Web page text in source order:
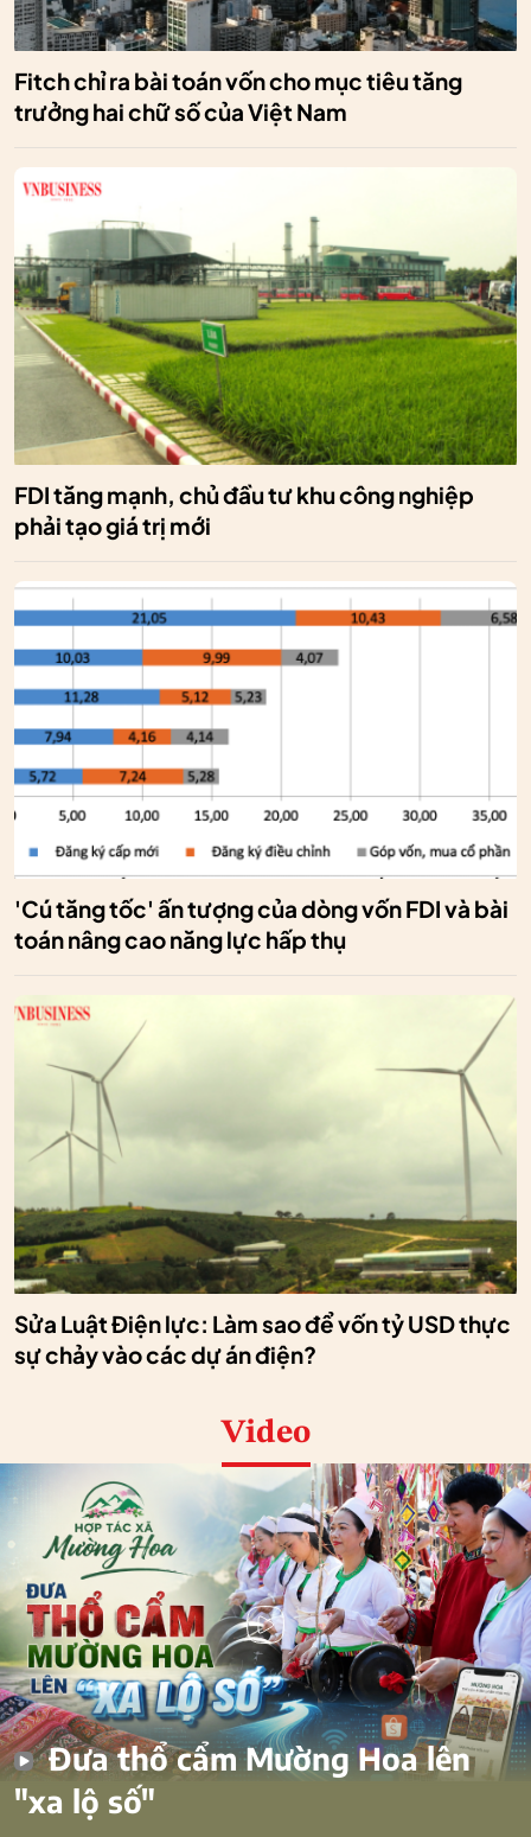
Fitch chỉ ra bài toán vốn cho mục tiêu tăng
trưởng hai chữ số của Việt Nam
FDI tăng mạnh, chủ đầu tư khu công nghiệp
phải tạo giá trị mới
'Cú tăng tốc' ấn tượng của dòng vốn FDI và bài
toán nâng cao năng lực hấp thụ
Sửa Luật Điện lực: Làm sao để vốn tỷ USD thực
sự chảy vào các dự án điện?
Video
Đưa thổ cẩm Mường Hoa lên
"xa lộ số"